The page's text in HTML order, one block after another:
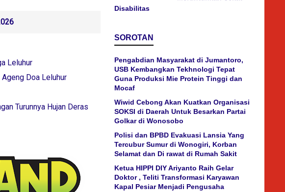
Leluhur
Doa Leluhur
Turunnya Hujan Deras
Disabilitas
SOROTAN
Pengabdian Masyarakat di Jumantoro,
USB Kembangkan Tekhnologi Tepat
Guna Produksi Mie Protein Tinggi dan
Mocaf
Wiwid Cebong Akan Kuatkan Organisasi
SOKSI di Daerah Untuk Besarkan Partai
Golkar di Wonosobo
Polisi dan BPBD Evakuasi Lansia Yang
Tercubur Sumur di Wonogiri, Korban
Selamat dan Di rawat di Rumah Sakit
Ketua HIPPI DIY Ariyanto Raih Gelar
Doktor , Teliti Transformasi Karyawan
Kapal Pesiar Menjadi Pengusaha